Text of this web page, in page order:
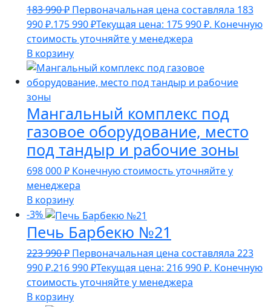
183 990₽ Первоначальная цена составляла 183
990 ₽.175 990₽Текущая цена: 175 990 ₽. Конечную
стоимость уточняйте у менеджера
В корзину
Мангальный комплекс под
газовое оборудование, место
под тандыр и рабочие зоны
698 000₽ Конечную стоимость уточняйте у
менеджера
В корзину
-3%
Печь Барбекю №21
223 990₽ Первоначальная цена составляла 223
990 ₽.216 990₽Текущая цена: 216 990 ₽. Конечную
стоимость уточняйте у менеджера
В корзину